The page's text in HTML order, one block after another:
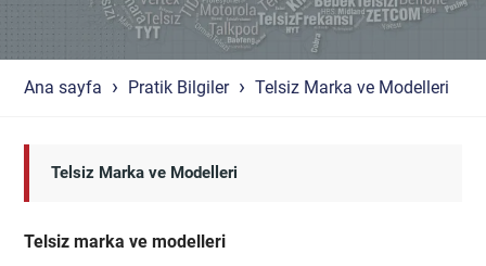
Ana sayfa Pratik Bilgiler Telsiz Marka ve Modelleri
Telsiz Marka ve Modelleri
Telsiz marka ve modelleri